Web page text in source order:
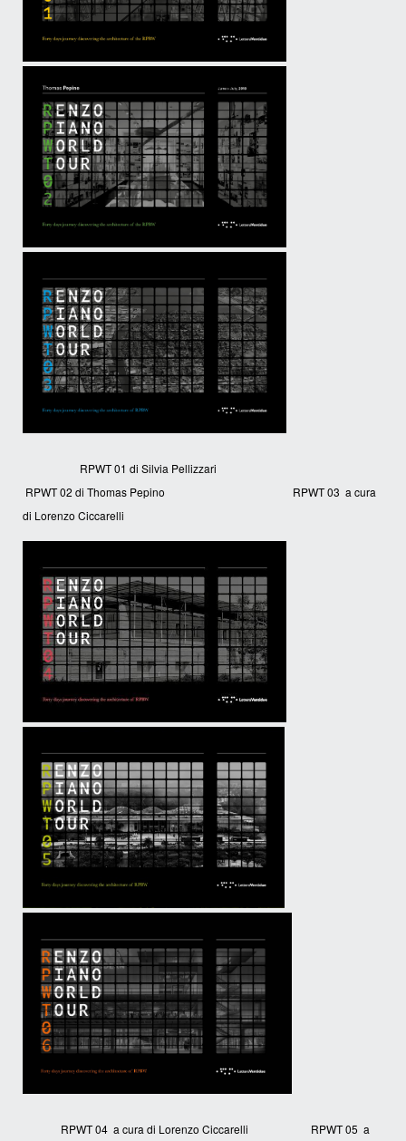
RPWT 01 di Silvia Pellizzari
RPWT 02 di Thomas Pepino RPWT 03 a cura
di Lorenzo Ciccarelli
RPWT 04 a cura di Lorenzo Ciccarelli RPWT 05 a